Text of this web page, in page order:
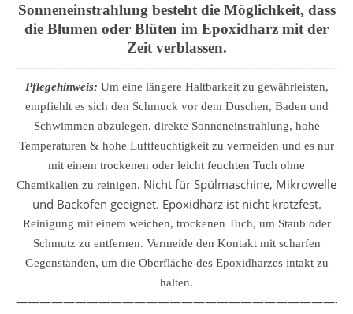
Sonneneinstrahlung besteht die Möglichkeit, dass
die Blumen oder Blüten im Epoxidharz mit der
Zeit verblassen.
Pflegehinweis: Um eine längere Haltbarkeit zu gewährleisten,
empfiehlt es sich den Schmuck vor dem Duschen, Baden und
Schwimmen abzulegen, direkte Sonneneinstrahlung, hohe
Temperaturen & hohe Luftfeuchtigkeit zu vermeiden und es nur
mit einem trockenen oder leicht feuchten Tuch ohne
Chemikalien zu reinigen. Nicht für Spülmaschine, Mikrowelle
und Backofen geeignet. Epoxidharz ist nicht kratzfest.
Reinigung mit einem weichen, trockenen Tuch, um Staub oder
Schmutz zu entfernen. Vermeide den Kontakt mit scharfen
Gegenständen, um die Oberfläche des Epoxidharzes intakt zu
halten.